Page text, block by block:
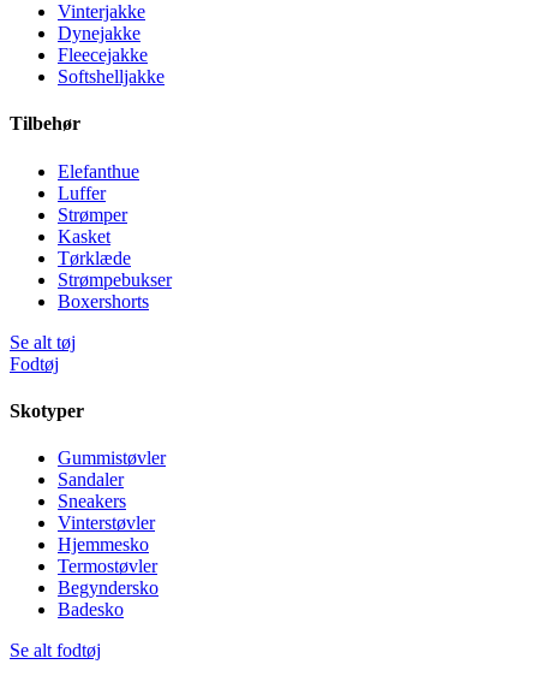
Vinterjakke
Dynejakke
Fleecejakke
Softshelljakke
Tilbehør
Elefanthue
Luffer
Strømper
Kasket
Tørklæde
Strømpebukser
Boxershorts
Se alt tøj
Fodtøj
Skotyper
Gummistøvler
Sandaler
Sneakers
Vinterstøvler
Hjemmesko
Termostøvler
Begyndersko
Badesko
Se alt fodtøj